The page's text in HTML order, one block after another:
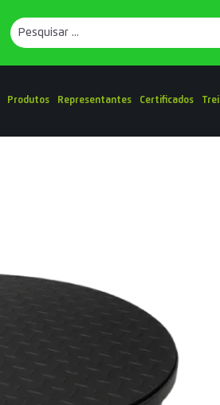
Produtos Representantes Certificados